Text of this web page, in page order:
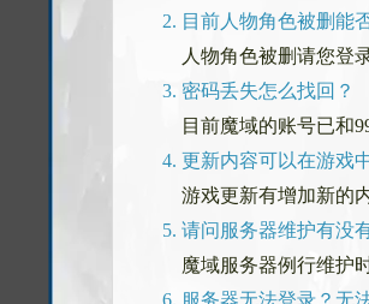
目前人物角色被删能
人物角色被删请您登
密码丢失怎么找回？
目前魔域的账号已和
更新内容可以在游戏
游戏更新有增加新的
请问服务器维护有没
魔域服务器例行维护
服务器无法登录？无